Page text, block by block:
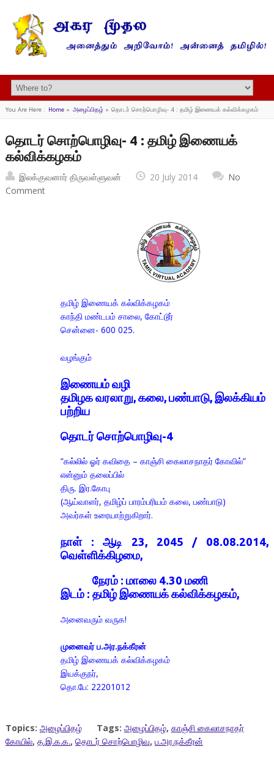
You Are Here : Home» அழைப்பிதழ் » தொடர் சொற்பொழிவு- 4 : தமிழ் இணையக் கல்விக்கழகம்
தொடர் சொற்பொழிவு- 4 : தமிழ் இணையக்
கல்விக்கழகம்
இலக்குவனார் திருவள்ளுவன் 20 July 2014
No
Comment
தமிழ் இணையக் கல்விக்கழகம்
காந்தி மண்டபம் சாலை, கோட்டூர்
சென்னை- 600 025.
வழங்கும்
இணையம் வழி
தமிழக வரலாறு, கலை, பண்பாடு, இலக்கியம்
பற்றிய
தொடர் சொற்பொழிவு-4
“கல்லில் ஓர் கவிதை – காஞ்சி கைலாசநாதர் கோவில்”
என்னும் தலைப்பில்
திரு. இர.கோபு
(ஆய்வாளர், தமிழ்ப் பாரம்பரியம் கலை, பண்பாடு)
அவர்கள் உரையாற்றுகிறார்.
நாள் : ஆடி 23, 2045 / 08.08.2014,
வெள்ளிக்கிழமை,
நேரம் : மாலை 4.30 மணி
இடம் : தமிழ் இணையக் கல்விக்கழகம்,
அனைவரும் வருக!
முனைவர் ப.அர.நக்கீரன்
தமிழ் இணையக் கல்விக்கழகம்
இயக்குநர்,
தொ.பே: 22201012
Topics: அழைப்பிதழ் Tags: அழைப்பிதழ், காஞ்சி கைலாசநாதர்
கோயில், த.இ.க.க., தொடர் சொற்பொழிவு, ப.அர.நக்கீரன்